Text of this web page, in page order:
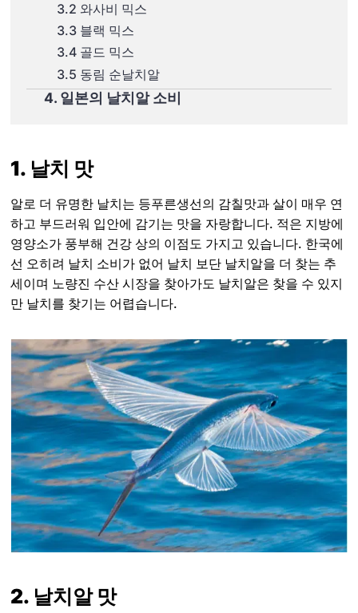
3.2 와사비 믹스
3.3 블랙 믹스
3.4 골드 믹스
3.5 동림 순날치알
4. 일본의 날치알 소비
1. 날치 맛
알로 더 유명한 날치는 등푸른생선의 감칠맛과 살이 매우 연
하고 부드러워 입안에 감기는 맛을 자랑합니다. 적은 지방에
영양소가 풍부해 건강 상의 이점도 가지고 있습니다. 한국에
선 오히려 날치 소비가 없어 날치 보단 날치알을 더 찾는 추
세이며 노량진 수산 시장을 찾아가도 날치알은 찾을 수 있지
만 날치를 찾기는 어렵습니다.
2. 날치알 맛